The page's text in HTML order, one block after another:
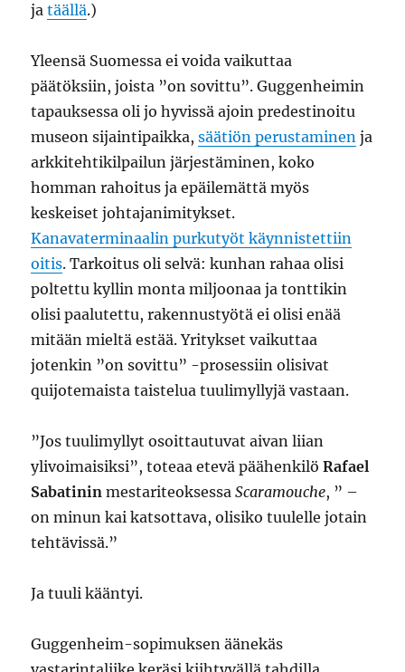
jatäällä.)
Yleensä Suomessa ei voida vaikuttaa
päätöksiin, joista ”on sovittu”. Guggenheimin
tapauksessa oli jo hyvissä ajoin predestinoitu
museon sijaintipaikka,säätiön perustaminen ja
arkkitehtikilpailun järjestäminen, koko
homman rahoitus ja epäilemättä myös
keskeiset johtajanimitykset.
Kanavaterminaalin purkutyöt käynnistettiin
oitis. Tarkoitus oli selvä: kunhan rahaa olisi
poltettu kyllin monta miljoonaa ja tonttikin
olisi paalutettu, rakennustyötä ei olisi enää
mitään mieltä estää. Yritykset vaikuttaa
jotenkin ”on sovittu” -prosessiin olisivat
quijotemaista taistelua tuulimyllyjä vastaan.
”Jos tuulimyllyt osoittautuvat aivan liian
ylivoimaisiksi”, toteaa etevä päähenkilöRafael
Sabatinin mestariteoksessaScaramouche, ” –
on minun kai katsottava, olisiko tuulelle jotain
tehtävissä.”
Ja tuuli kääntyi.
Guggenheim-sopimuksen äänekäs